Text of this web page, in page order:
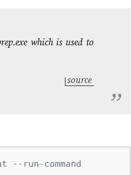
which is used to
source
run-command